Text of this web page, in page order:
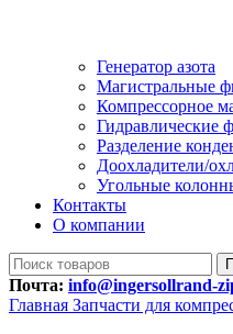
Генератор азота
Магистральные
Компрессорное
Гидравлические
Разделение
Доохладители/
Угольные
Контакты
О компании
Почта: info@ingersollrand-
Главная Запчасти для